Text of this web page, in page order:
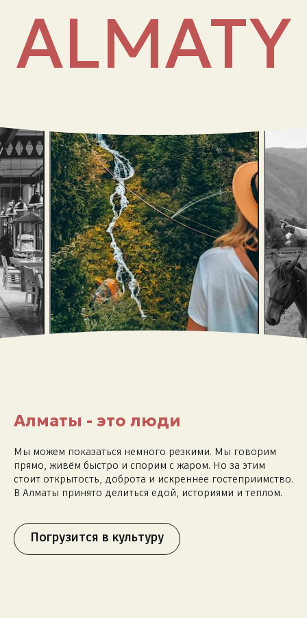
ALMATY
Алматы - это люди
Мы можем показаться немного резкими. Мы говорим
прямо, живём быстро и спорим с жаром. Но за этим
стоит открытость, доброта и искреннее гостеприимство.
В Алматы принято делиться едой, историями и теплом.
Погрузится в культуру